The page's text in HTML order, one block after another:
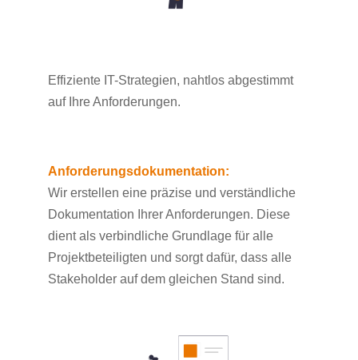
Effiziente IT-Strategien, nahtlos abgestimmt
auf Ihre Anforderungen.
Anforderungsdokumentation:
Wir erstellen eine präzise und verständliche
Dokumentation Ihrer Anforderungen. Diese
dient als verbindliche Grundlage für alle
Projektbeteiligten und sorgt dafür, dass alle
Stakeholder auf dem gleichen Stand sind.